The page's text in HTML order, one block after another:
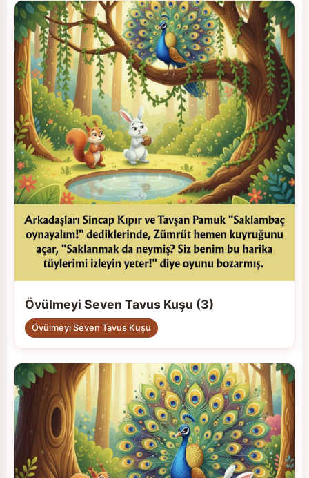
Övülmeyi Seven Tavus Kuşu (3)
Övülmeyi Seven Tavus Kuşu